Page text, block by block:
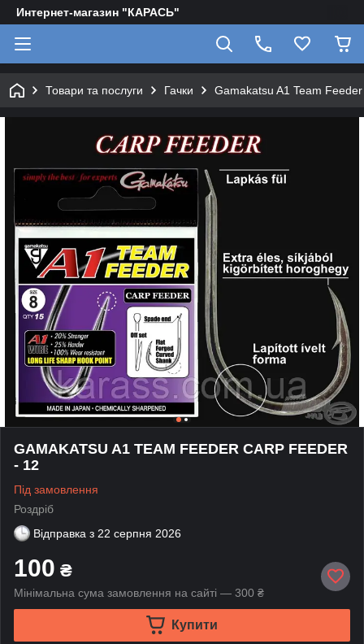
Интернет-магазин "КАРАСЬ"
Товари та послуги Гачки Gamakatsu A1 Team Feeder
GAMAKATSU A1 TEAM FEEDER CARP FEEDER
- 12
Під замовлення
Роздріб
Відправка з 22 серпня 2026
100 ₴
Мінімальна сума замовлення на сайті — 300 ₴
Купити